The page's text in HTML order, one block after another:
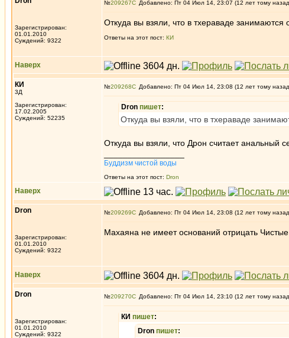
Зарегистрирован:
01.01.2010
Суждений: 9322
№209267 Добавлено: Пт 04 Июл 14, 23:07 (12 лет тому
Откуда вы взяли, что в тхераваде
Ответы на этот пост: КИ
Наверх
КИ
3Д
Зарегистрирован:
17.02.2005
Суждений: 52235
№209268 Добавлено: Пт 04 Июл 14, 23:08 (12 лет тому
Dron пишет:
Откуда вы взяли, что в тхераваде
Откуда вы взяли, что Дрон считает анальный
Буддизм чистой воды
Ответы на этот пост: Dron
Наверх
Dron
Зарегистрирован:
01.01.2010
Суждений: 9322
№209269 Добавлено: Пт 04 Июл 14, 23:08 (12 лет тому
Махаяна не имеет оснований отрицать
Наверх
Dron
Зарегистрирован:
01.01.2010
Суждений: 9322
№209270 Добавлено: Пт 04 Июл 14, 23:10 (12 лет тому
КИ пишет:
Dron пишет: